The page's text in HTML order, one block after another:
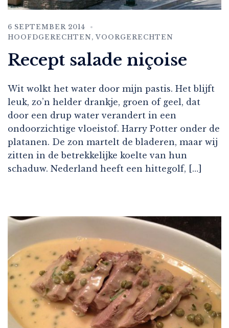
6 SEPTEMBER 2014
HOOFDGERECHTEN,VOORGERECHTEN
Recept salade niçoise
Wit wolkt het water door mijn pastis. Het blijft
leuk, zo’n helder drankje, groen of geel, dat
door een drup water verandert in een
ondoorzichtige vloeistof. Harry Potter onder de
platanen. De zon martelt de bladeren, maar wij
zitten in de betrekkelijke koelte van hun
schaduw. Nederland heeft een hittegolf, […]